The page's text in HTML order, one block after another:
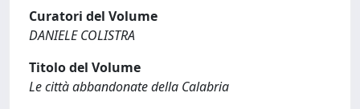
Curatori del Volume
DANIELE COLISTRA
Titolo del Volume
Le città abbandonate della Calabria